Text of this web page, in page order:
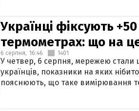
Українці фіксують
термометрах: що на
6 серпня, 16:46 1401
У четвер, 6 серпня, мережею стали
українців, показники на яких
пояснюють, що таке вимірювання